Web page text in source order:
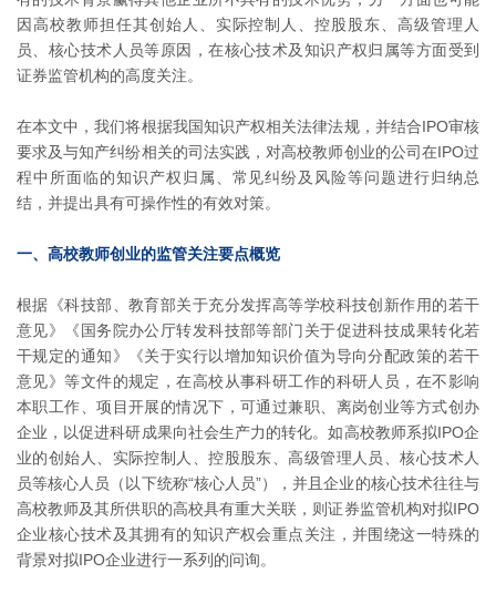
因高校教师担任其创始人、实际控制人、控股股东、高级管理人
员、核心技术人员等原因，在核心技术及知识产权归属等方面受到
证券监管机构的高度关注。
在本文中，我们将根据我国知识产权相关法律法规，并结合IPO审核
要求及与知产纠纷相关的司法实践，对高校教师创业的公司在IPO过
程中所面临的知识产权归属、常见纠纷及风险等问题进行归纳总
结，并提出具有可操作性的有效对策。
一、高校教师创业的监管关注要点概览
根据《科技部、教育部关于充分发挥高等学校科技创新作用的若干
意见》《国务院办公厅转发科技部等部门关于促进科技成果转化若
干规定的通知》《关于实行以增加知识价值为导向分配政策的若干
意见》等文件的规定，在高校从事科研工作的科研人员，在不影响
本职工作、项目开展的情况下，可通过兼职、离岗创业等方式创办
企业，以促进科研成果向社会生产力的转化。如高校教师系拟IPO企
业的创始人、实际控制人、控股股东、高级管理人员、核心技术人
员等核心人员（以下统称“核心人员”），并且企业的核心技术往往与
高校教师及其所供职的高校具有重大关联，则证券监管机构对拟IPO
企业核心技术及其拥有的知识产权会重点关注，并围绕这一特殊的
背景对拟IPO企业进行一系列的问询。